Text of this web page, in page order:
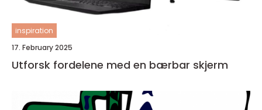
inspiration
17. February 2025
Utforsk fordelene med en bærbar skjerm